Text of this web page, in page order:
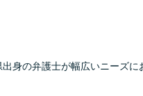
身の弁護士が幅広いニーズに